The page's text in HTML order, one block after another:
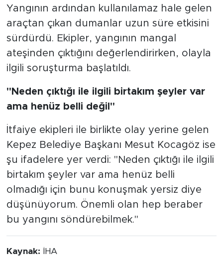
Yangının ardından kullanılamaz hale gelen
araçtan çıkan dumanlar uzun süre etkisini
sürdürdü. Ekipler, yangının mangal
ateşinden çıktığını değerlendirirken, olayla
ilgili soruşturma başlatıldı.
"Neden çıktığı ile ilgili birtakım şeyler var
ama henüz belli değil"
İtfaiye ekipleri ile birlikte olay yerine gelen
Kepez Belediye Başkanı Mesut Kocagöz ise
şu ifadelere yer verdi: "Neden çıktığı ile ilgili
birtakım şeyler var ama henüz belli
olmadığı için bunu konuşmak yersiz diye
düşünüyorum. Önemli olan hep beraber
bu yangını söndürebilmek."
Kaynak: İHA